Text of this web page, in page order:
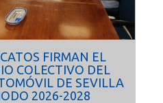
FIRMAN EL
COLECTIVO DEL
DE SEVILLA
2026-2028